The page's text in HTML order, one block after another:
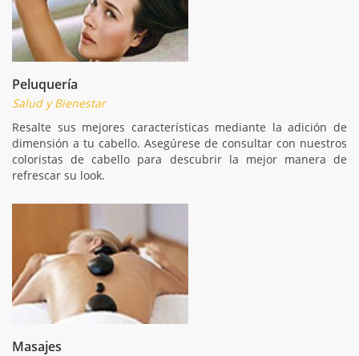
Peluquería
Salud y Bienestar
Resalte sus mejores características mediante la adición de
dimensión a tu cabello. Asegúrese de consultar con nuestros
coloristas de cabello para descubrir la mejor manera de
refrescar su look.
Masajes